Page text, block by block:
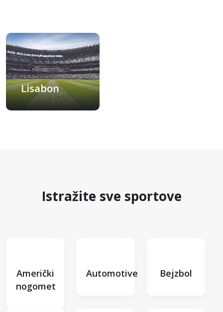
Lisabon
Istražite sve sportove
Američki
nogomet
Automotive Bejzbol